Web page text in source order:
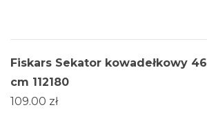
Fiskars Sekator kowadełkowy 46
cm 112180
109.00 zł